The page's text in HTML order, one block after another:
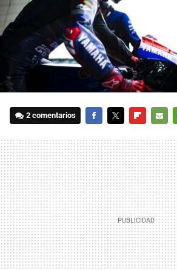
2 comentarios
MAIL